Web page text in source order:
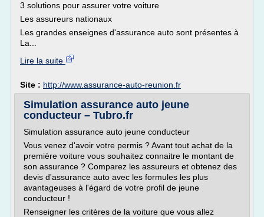
3 solutions pour assurer votre voiture
Les assureurs nationaux
Les grandes enseignes d'assurance auto sont présentes à
La...
Lire la suite
Site : http://www.assurance-auto-reunion.fr
Simulation assurance auto jeune
conducteur – Tubro.fr
Simulation assurance auto jeune conducteur
Vous venez d'avoir votre permis ? Avant tout achat de la
première voiture vous souhaitez connaitre le montant de
son assurance ? Comparez les assureurs et obtenez des
devis d'assurance auto avec les formules les plus
avantageuses à l'égard de votre profil de jeune
conducteur !
Renseigner les critères de la voiture que vous allez